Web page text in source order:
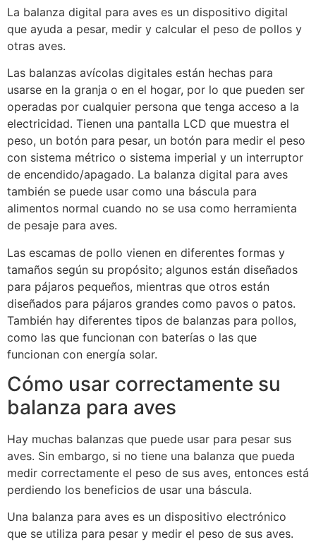
La balanza digital para aves es un dispositivo digital
que ayuda a pesar, medir y calcular el peso de pollos y
otras aves.
Las balanzas avícolas digitales están hechas para
usarse en la granja o en el hogar, por lo que pueden ser
operadas por cualquier persona que tenga acceso a la
electricidad. Tienen una pantalla LCD que muestra el
peso, un botón para pesar, un botón para medir el peso
con sistema métrico o sistema imperial y un interruptor
de encendido/apagado. La balanza digital para aves
también se puede usar como una báscula para
alimentos normal cuando no se usa como herramienta
de pesaje para aves.
Las escamas de pollo vienen en diferentes formas y
tamaños según su propósito; algunos están diseñados
para pájaros pequeños, mientras que otros están
diseñados para pájaros grandes como pavos o patos.
También hay diferentes tipos de balanzas para pollos,
como las que funcionan con baterías o las que
funcionan con energía solar.
Cómo usar correctamente su
balanza para aves
Hay muchas balanzas que puede usar para pesar sus
aves. Sin embargo, si no tiene una balanza que pueda
medir correctamente el peso de sus aves, entonces está
perdiendo los beneficios de usar una báscula.
Una balanza para aves es un dispositivo electrónico
que se utiliza para pesar y medir el peso de sus aves.